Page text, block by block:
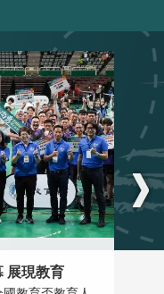
展現教育